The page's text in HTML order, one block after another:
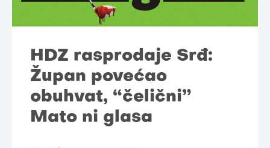
HDZ rasprodaje Srđ:
Župan povećao
obuhvat, “čelični”
Mato ni glasa